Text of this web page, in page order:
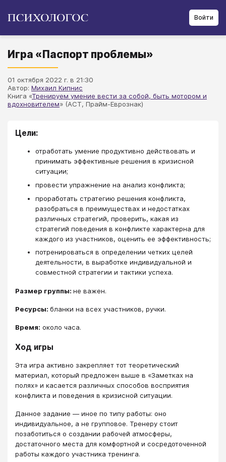
Войти
Игра «Паспорт проблемы»
01 октября 2022 г. в 21:30
Автор: Михаил Кипнис
Книга «Тренируем умение вести за собой, быть мотором и
вдохновителем» (АСТ, Прайм-Еврознак)
Цели:
отработать умение продуктивно действовать и
принимать эффективные решения в кризисной
ситуации;
провести упражнение на анализ конфликта;
проработать стратегию решения конфликта,
разобраться в преимуществах и недостатках
различных стратегий, проверить, какая из
стратегий поведения в конфликте характерна для
каждого из участников, оценить ее эффективность;
потренироваться в определении четких целей
деятельности, в выработке индивидуальной и
совместной стратегии и тактики успеха.
Размер группы: не важен.
Ресурсы: бланки на всех участников, ручки.
Время: около часа.
Ход игры
Эта игра активно закрепляет тот теоретический
материал, который предложен выше в «Заметках на
полях» и касается различных способов восприятия
конфликта и поведения в кризисной ситуации.
Данное задание ― иное по типу работы: оно
индивидуальное, а не групповое. Тренеру стоит
позаботиться о создании рабочей атмосферы,
достаточного места для комфортной и сосредоточенной
работы каждого участника тренинга.